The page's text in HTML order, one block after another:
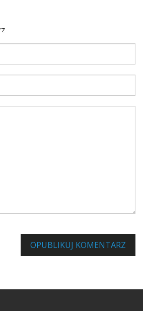
OPUBLIKUJ KOMENTARZ